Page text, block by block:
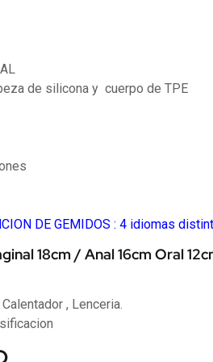
DE PIEL :
de silicona y cuerpo de TPE
:
DE GEMIDOS : 4 idiomas
18cm / Anal 16cm Oral
, Lenceria.